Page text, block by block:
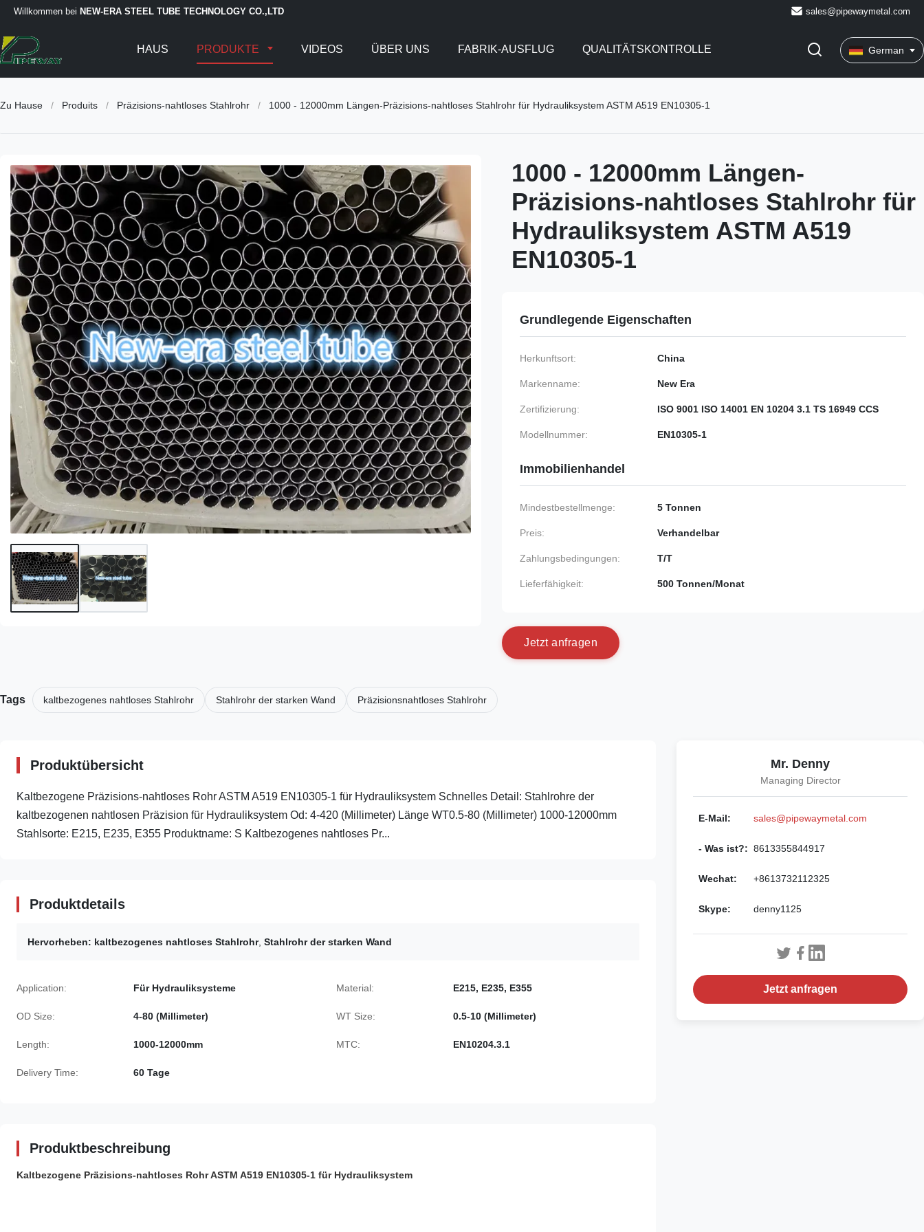
Willkommen bei NEW-ERA STEEL TUBE TECHNOLOGY CO.,LTD sales@pipewaymetal.com
HAUS PRODUKTE VIDEOS ÜBER UNS FABRIK-AUSFLUG QUALITÄTSKONTROLLE German
Zu Hause / Produits / Präzisions-nahtloses Stahlrohr / 1000 - 12000mm Längen-Präzisions-nahtloses Stahlrohr für Hydrauliksystem ASTM A519 EN10305-1
1000 - 12000mm Längen-
Präzisions-nahtloses Stahlrohr für
Hydrauliksystem ASTM A519
EN10305-1
Grundlegende Eigenschaften
Herkunftsort: China
Markenname: New Era
Zertifizierung: ISO 9001 ISO 14001 EN 10204 3.1 TS 16949 CCS
Modellnummer: EN10305-1
Immobilienhandel
Mindestbestellmenge: 5 Tonnen
Preis: Verhandelbar
Zahlungsbedingungen: T/T
Lieferfähigkeit: 500 Tonnen/Monat
Jetzt anfragen
Tags kaltbezogenes nahtloses Stahlrohr Stahlrohr der starken Wand Präzisionsnahtloses Stahlrohr
Produktübersicht
Kaltbezogene Präzisions-nahtloses Rohr ASTM A519 EN10305-1 für Hydrauliksystem Schnelles Detail: Stahlrohre der
kaltbezogenen nahtlosen Präzision für Hydrauliksystem Od: 4-420 (Millimeter) Länge WT0.5-80 (Millimeter) 1000-12000mm
Stahlsorte: E215, E235, E355 Produktname: S Kaltbezogenes nahtloses Pr...
Produktdetails
Hervorheben: kaltbezogenes nahtloses Stahlrohr, Stahlrohr der starken Wand
Application: Für Hydrauliksysteme Material: E215, E235, E355
OD Size: 4-80 (Millimeter) WT Size: 0.5-10 (Millimeter)
Length: 1000-12000mm MTC: EN10204.3.1
Delivery Time: 60 Tage
Produktbeschreibung
Kaltbezogene Präzisions-nahtloses Rohr ASTM A519 EN10305-1 für Hydrauliksystem
Mr. Denny
Managing Director
E-Mail: sales@pipewaymetal.com
- Was ist?: 8613355844917
Wechat: +8613732112325
Skype: denny1125
Jetzt anfragen